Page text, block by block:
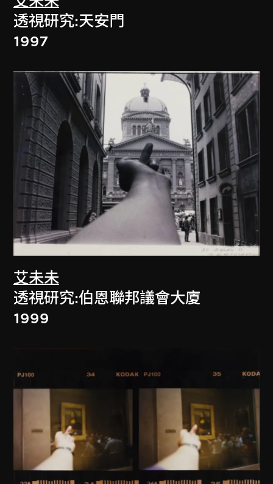
透視研究:天安門
1997
艾未未
透視研究:伯恩聯邦議會大廈
1999